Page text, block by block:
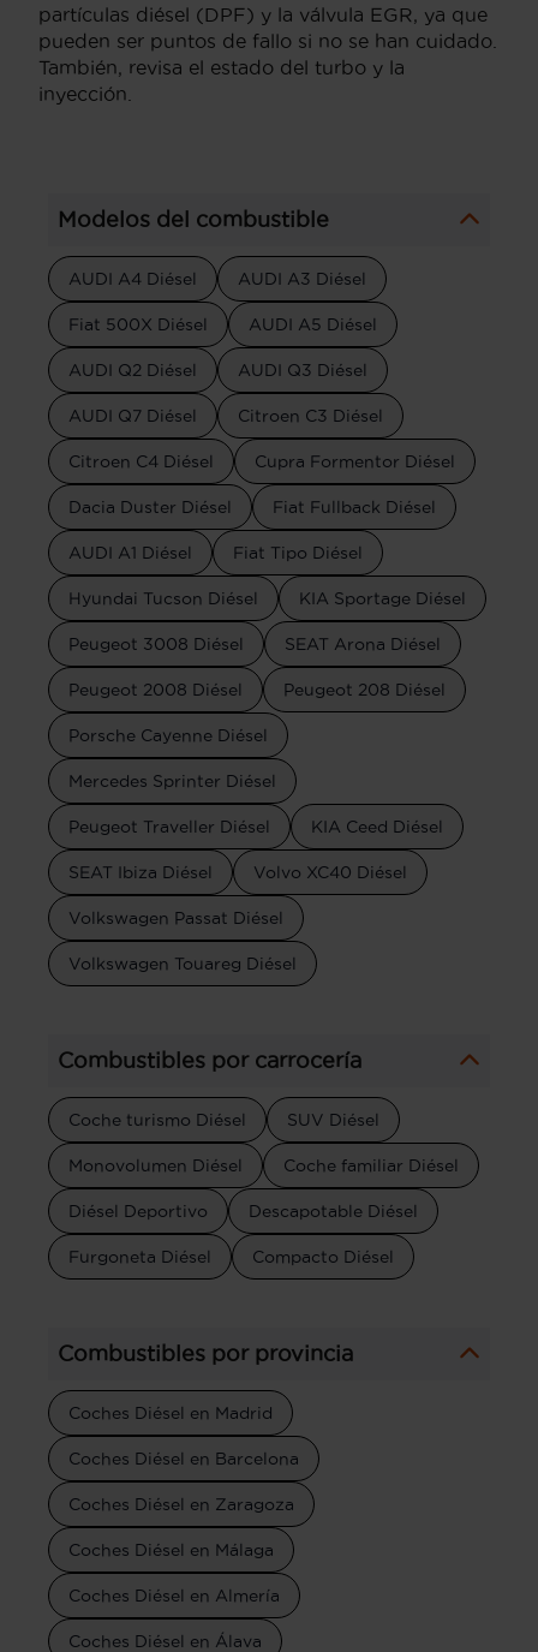
partículas diésel (DPF) y la válvula EGR, ya que
pueden ser puntos de fallo si no se han cuidado.
También, revisa el estado del turbo y la
inyección.
Modelos del combustible
AUDI A4 Diésel AUDI A3 Diésel
Fiat 500X Diésel AUDI A5 Diésel
AUDI Q2 Diésel AUDI Q3 Diésel
AUDI Q7 Diésel Citroen C3 Diésel
Citroen C4 Diésel Cupra Formentor Diésel
Dacia Duster Diésel Fiat Fullback Diésel
AUDI A1 Diésel Fiat Tipo Diésel
Hyundai Tucson Diésel KIA Sportage Diésel
Peugeot 3008 Diésel SEAT Arona Diésel
Peugeot 2008 Diésel Peugeot 208 Diésel
Porsche Cayenne Diésel
Mercedes Sprinter Diésel
Peugeot Traveller Diésel KIA Ceed Diésel
SEAT Ibiza Diésel Volvo XC40 Diésel
Volkswagen Passat Diésel
Volkswagen Touareg Diésel
Combustibles por carrocería
Coche turismo Diésel SUV Diésel
Monovolumen Diésel Coche familiar Diésel
Diésel Deportivo Descapotable Diésel
Furgoneta Diésel Compacto Diésel
Combustibles por provincia
Coches Diésel en Madrid
Coches Diésel en Barcelona
Coches Diésel en Zaragoza
Coches Diésel en Málaga
Coches Diésel en Almería
Coches Diésel en Álava